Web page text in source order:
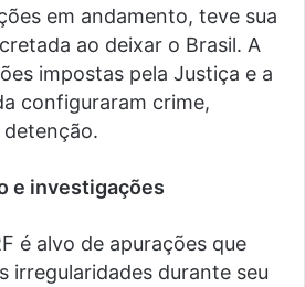
em andamento, teve sua
ao deixar o Brasil. A
impostas pela Justiça e a
configuraram crime,
e investigações
é alvo de apurações que
irregularidades durante seu